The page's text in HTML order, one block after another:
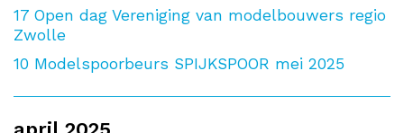
17 Open dag Vereniging van modelbouwers regio
Zwolle
10 Modelspoorbeurs SPIJKSPOOR mei 2025